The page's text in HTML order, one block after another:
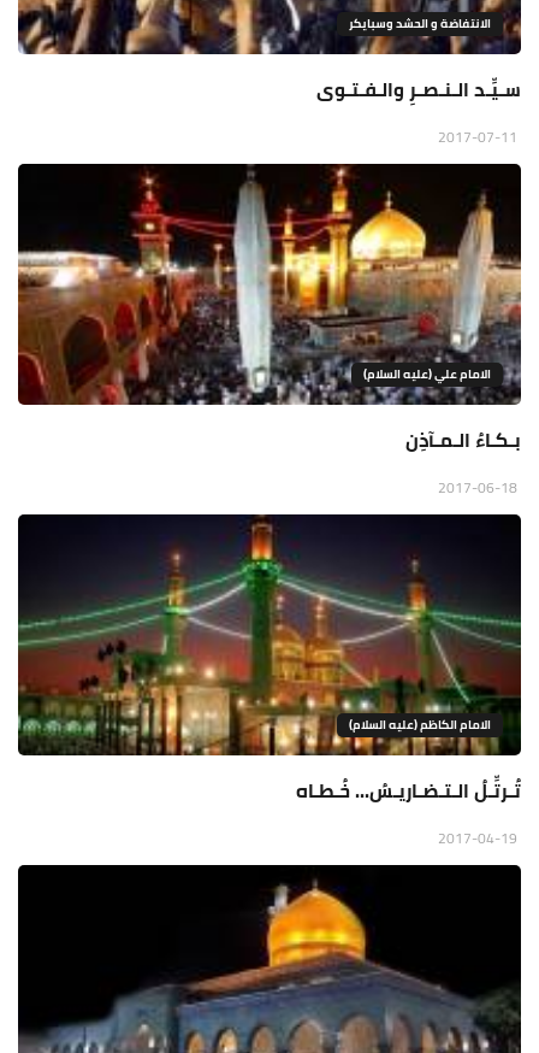
الانتفاضة و الحشد وسبايكر
سـيِّـد الـنـصـرِ والـفـتـوى
الامام علي (عليه السلام)
بـكـاءُ الـمـآذِن
الامام الكاظم (عليه السلام)
تُـرتِّـلُ الـتـضـاريـسُ... خُـطـاه